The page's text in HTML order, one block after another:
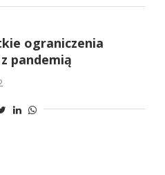
ograniczenia
pandemią